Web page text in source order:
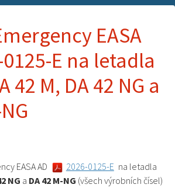
EASA
E na letadla
42 M, DA 42 NG a
EASA AD 2026-0125-E na letadla
NG a DA 42 M-NG (všech výrobních čísel)